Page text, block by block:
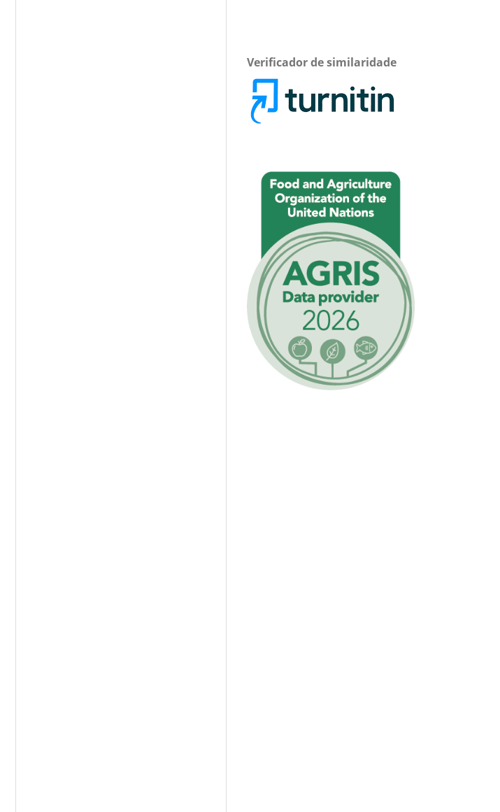
Verificador de similaridade